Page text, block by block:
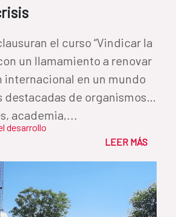
el curso “Vindicar la
un llamamiento a renovar
internacional en un mundo
destacadas de organismos
academia,...
desarrollo
LEER MÁS